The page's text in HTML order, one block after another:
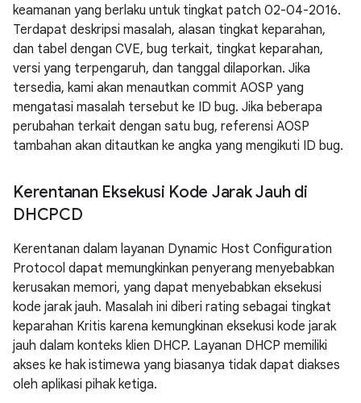
keamanan yang berlaku untuk tingkat patch 02-04-2016.
Terdapat deskripsi masalah, alasan tingkat keparahan,
dan tabel dengan CVE, bug terkait, tingkat keparahan,
versi yang terpengaruh, dan tanggal dilaporkan. Jika
tersedia, kami akan menautkan commit AOSP yang
mengatasi masalah tersebut ke ID bug. Jika beberapa
perubahan terkait dengan satu bug, referensi AOSP
tambahan akan ditautkan ke angka yang mengikuti ID bug.
Kerentanan Eksekusi Kode Jarak Jauh di
DHCPCD
Kerentanan dalam layanan Dynamic Host Configuration
Protocol dapat memungkinkan penyerang menyebabkan
kerusakan memori, yang dapat menyebabkan eksekusi
kode jarak jauh. Masalah ini diberi rating sebagai tingkat
keparahan Kritis karena kemungkinan eksekusi kode jarak
jauh dalam konteks klien DHCP. Layanan DHCP memiliki
akses ke hak istimewa yang biasanya tidak dapat diakses
oleh aplikasi pihak ketiga.